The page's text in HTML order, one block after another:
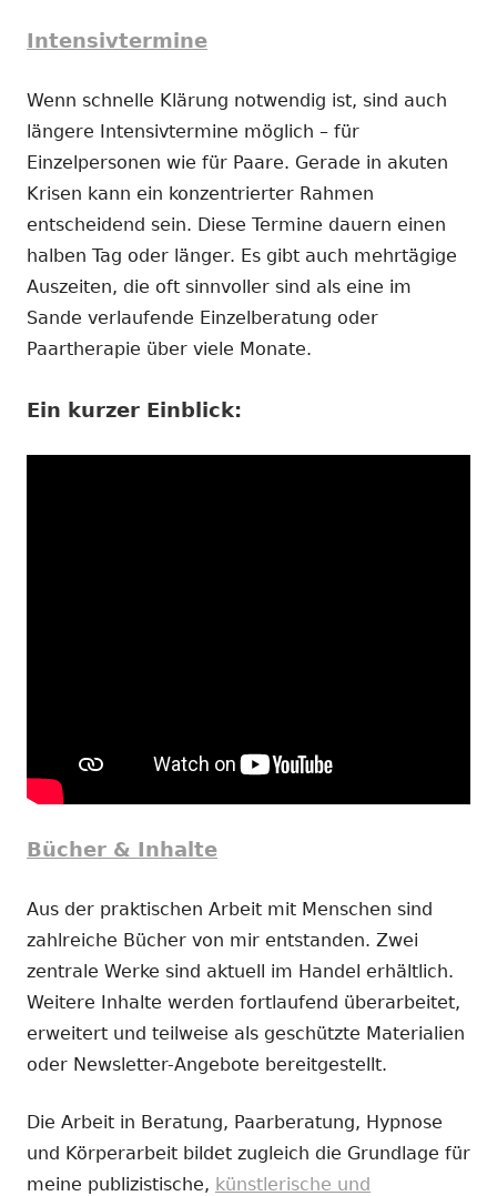
Intensivtermine
Wenn schnelle Klärung notwendig ist, sind auch
längere Intensivtermine möglich – für
Einzelpersonen wie für Paare. Gerade in akuten
Krisen kann ein konzentrierter Rahmen
entscheidend sein. Diese Termine dauern einen
halben Tag oder länger. Es gibt auch mehrtägige
Auszeiten, die oft sinnvoller sind als eine im
Sande verlaufende Einzelberatung oder
Paartherapie über viele Monate.
Ein kurzer Einblick:
Bücher & Inhalte
Aus der praktischen Arbeit mit Menschen sind
zahlreiche Bücher von mir entstanden. Zwei
zentrale Werke sind aktuell im Handel erhältlich.
Weitere Inhalte werden fortlaufend überarbeitet,
erweitert und teilweise als geschützte Materialien
oder Newsletter-Angebote bereitgestellt.
Die Arbeit in Beratung, Paarberatung, Hypnose
und Körperarbeit bildet zugleich die Grundlage für
meine publizistische, künstlerische und